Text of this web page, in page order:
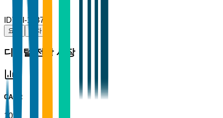
IDTBI-11878
요약 목차
디지털 전장 시장
CAGR
10%